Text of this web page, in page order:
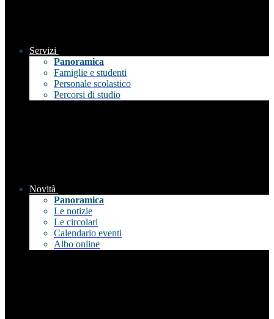
Servizi
Panoramica
Famiglie e studenti
Personale scolastico
Percorsi di studio
Novità
Panoramica
Le notizie
Le circolari
Calendario eventi
Albo online